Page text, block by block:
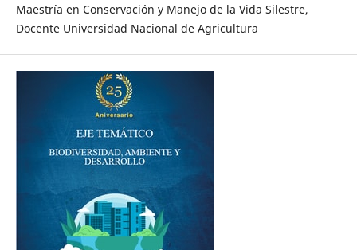
Maestría en Conservación y Manejo de la Vida Silestre,
Docente Universidad Nacional de Agricultura